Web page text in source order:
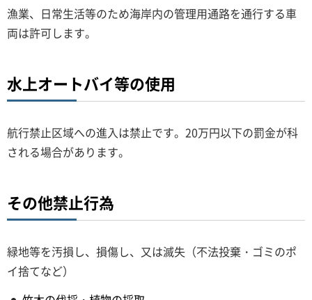
漁業、日常生活等のため海岸内の管理用通路を通行する車
両は許可します。
水上オートバイ等の使用
航行禁止区域への進入は禁止です。20万円以下の罰金が科
される場合があります。
その他禁止行為
緑地等を汚損し、損傷し、又は滅失（不法投棄・ゴミのポ
イ捨てなど）